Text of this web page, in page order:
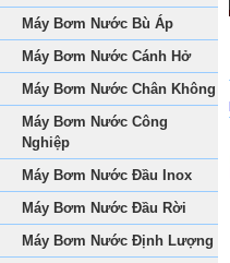
Máy Bơm Nước Bù Áp
Máy Bơm Nước Cánh Hở
Máy Bơm Nước Chân Không
Máy Bơm Nước Công
Nghiệp
Máy Bơm Nước Đầu Inox
Máy Bơm Nước Đầu Rời
Máy Bơm Nước Định Lượng